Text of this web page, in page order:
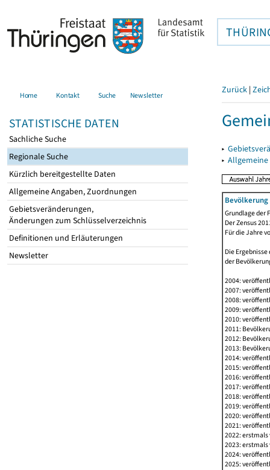
Home Kontakt Suche Newsletter
STATISTISCHE DATEN
Sachliche Suche
Regionale Suche
Kürzlich bereitgestellte Daten
Allgemeine Angaben, Zuordnungen
Gebietsveränderungen,
Änderungen zum Schlüsselverzeichnis
Definitionen und Erläuterungen
Newsletter
Zurück |
▸
▸
Grundlage der
Der Zensus
Für die Jahre
Die
der
2004:
2007:
2008:
2009:
2010:
2011:
2012:
2013:
2014:
2015:
2016:
2017:
2018:
2019:
2020:
2021:
2022:
2023:
2024:
2025: